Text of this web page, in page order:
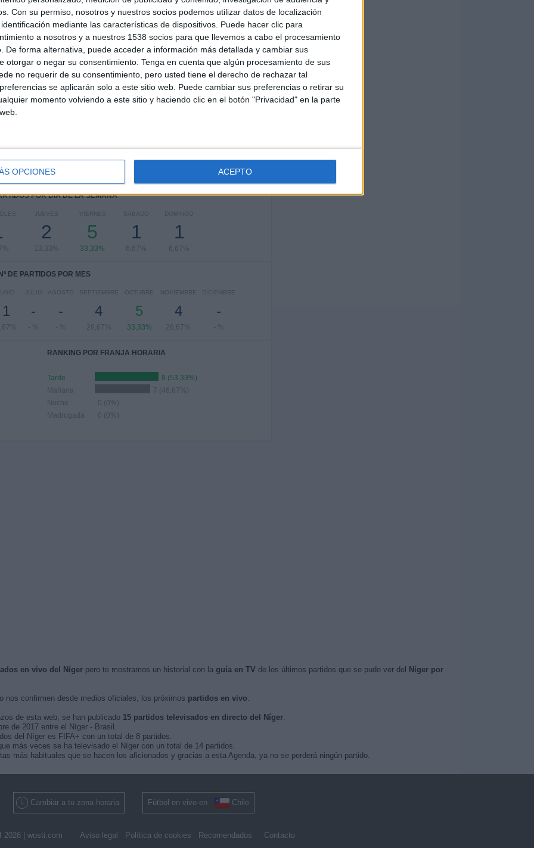
Con su permiso, nosotros y nuestros socios podemos utilizar datos de localización
mediante las características de dispositivos. Puede hacer clic para
a nosotros y a nuestros 1538 socios para que llevemos a cabo el procesamiento
De forma alternativa, puede acceder a información más detallada y cambiar sus
otorgar o negar su consentimiento. Tenga en cuenta que algún procesamiento de sus
no requerir de su consentimiento, pero usted tiene el derecho de rechazar tal
se aplicarán solo a este sitio web. Puede cambiar sus preferencias o retirar su
momento volviendo a este sitio y haciendo clic en el botón "Privacidad" en la parte
OPCIONES ACEPTO
TOTAL
8
RIVALES
2
VS Yibuti
2
COMPETICIONES
RANKING POR COMPETICIONES
FIFA Copa Mundial 2026
14 (93,33%)
POR DÍA DE LA SEMANA
JUEVES
2
13,33%
VIERNES
5
33,33%
SÁBADO
1
6,67%
DOMINGO
1
6,67%
Nº DE PARTIDOS POR MES
1
JULIO
-
- %
AGOSTO
-
- %
SEPTIEMBRE
4
26,67%
OCTUBRE
5
33,33%
NOVIEMBRE
4
26,67%
DICIEMBRE
-
- %
RANKING POR FRANJA HORARIA
Tarde
8 (53,33%)
Mañana
7 (46,67%)
Noche
0 (0%)
Madrugada
0 (0%)
en vivo del Nígerpero te mostramos un historial con la guía en TV de los últimos partidos que se pudo ver del Níger por
nos confirmen desde medios oficiales, los próximos partidos en vivo.
de esta web, se han publicado 15 partidos televisados en directo del Níger.
de 2017 entre el Níger - Brasil.
del Níger es FIFA+ con un total de 8 partidos.
más veces se ha televisado el Níger con un total de 14 partidos.
más habituales que se hacen los aficionados y gracias a esta Agenda, ya no se perderá ningún partido.
Cambiar a tu zona horaria Fútbol en vivo en Chile
| wosti.com Aviso legal Política de cookies Recomendados Contacto